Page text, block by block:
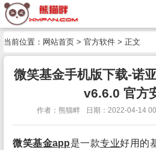
当前位置： 网站首页 > 官方软件 > 正文
微笑基金手机版下载-诺
v6.6.0 官方
作者：熊猫畔 日期：2022-04-14
微笑基金app是一款专业好用的